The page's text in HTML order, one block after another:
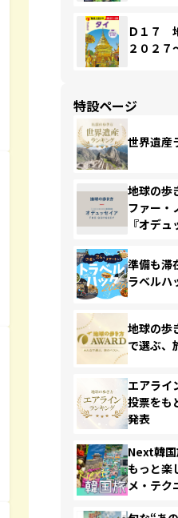
Ｄ１７
２０２７
特設ページ
世界遺産
地球の歩
ファー・
『オデュ
準備も
ラベルハ
地球の
で選ぶ、
エアラ
投票をも
発表
Next韓
もっと楽
メ・テク